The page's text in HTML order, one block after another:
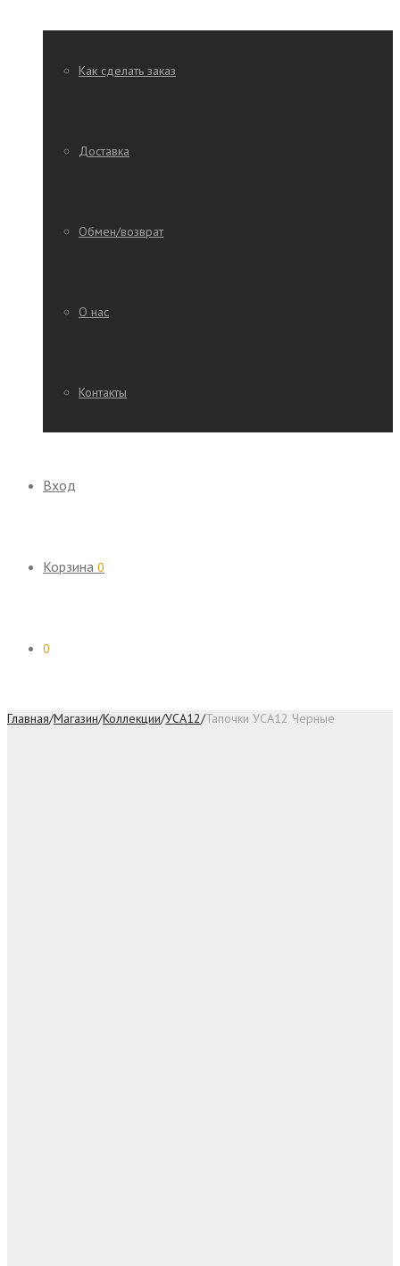
Как сделать заказ
Доставка
Обмен/возврат
О нас
Контакты
Вход
Корзина 0
0
Главная/Магазин/Коллекции/УСА12/Тапочки УСА12 Черные